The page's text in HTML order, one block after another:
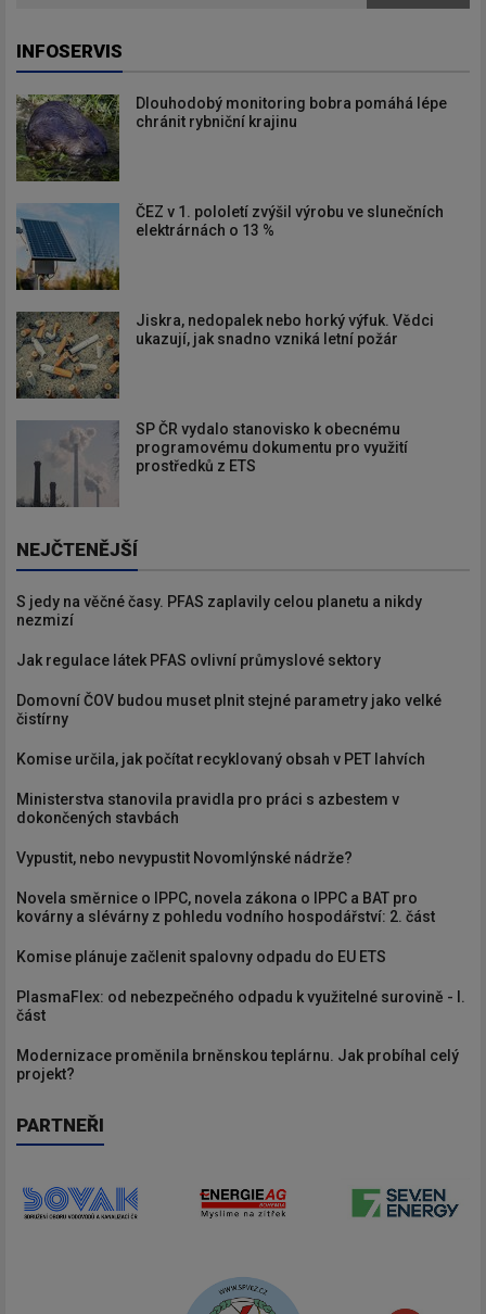
INFOSERVIS
Dlouhodobý monitoring bobra pomáhá lépe
chránit rybniční krajinu
ČEZ v 1. pololetí zvýšil výrobu ve slunečních
elektrárnách o 13 %
Jiskra, nedopalek nebo horký výfuk. Vědci
ukazují, jak snadno vzniká letní požár
SP ČR vydalo stanovisko k obecnému
programovému dokumentu pro využití
prostředků z ETS
NEJČTENĚJŠÍ
S jedy na věčné časy. PFAS zaplavily celou planetu a nikdy
nezmizí
Jak regulace látek PFAS ovlivní průmyslové sektory
Domovní ČOV budou muset plnit stejné parametry jako velké
čistírny
Komise určila, jak počítat recyklovaný obsah v PET lahvích
Ministerstva stanovila pravidla pro práci s azbestem v
dokončených stavbách
Vypustit, nebo nevypustit Novomlýnské nádrže?
Novela směrnice o IPPC, novela zákona o IPPC a BAT pro
kovárny a slévárny z pohledu vodního hospodářství: 2. část
Komise plánuje začlenit spalovny odpadu do EU ETS
PlasmaFlex: od nebezpečného odpadu k využitelné surovině - I.
část
Modernizace proměnila brněnskou teplárnu. Jak probíhal celý
projekt?
PARTNEŘI